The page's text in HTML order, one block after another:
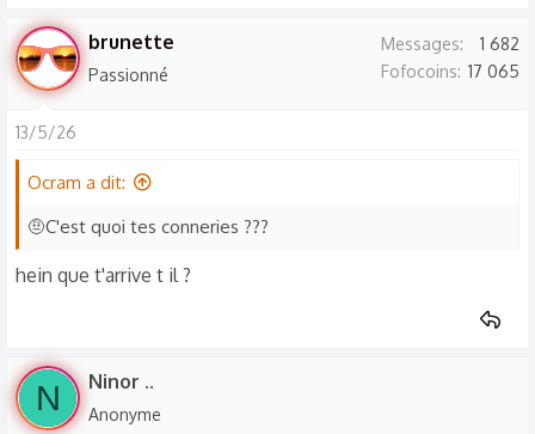
brunette
Passionné
Messages
1 682
Fofocoins 17 065
13/5/26
Ocram a dit:
🤨C'est quoi tes conneries ???
hein que t'arrive t il ?
N Ninor ..
Anonyme